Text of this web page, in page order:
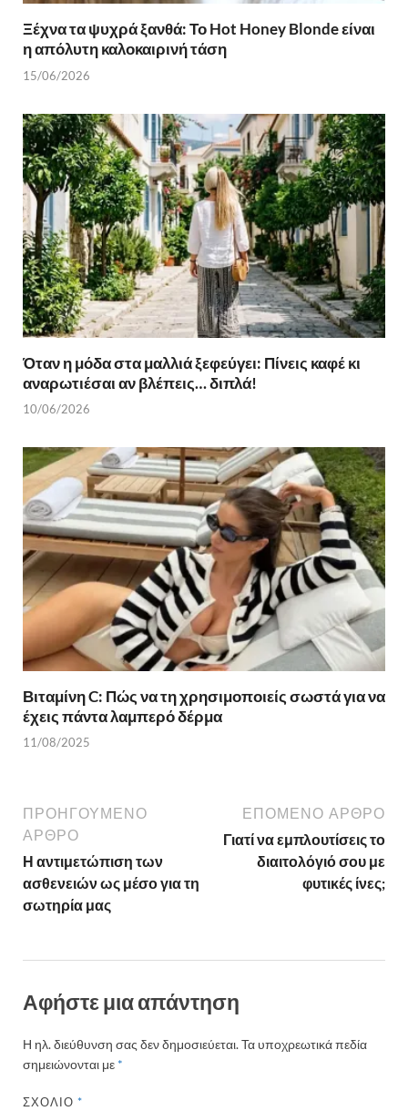
Ξέχνα τα ψυχρά ξανθά: Το Hot Honey Blonde είναι
η απόλυτη καλοκαιρινή τάση
15/06/2026
Όταν η μόδα στα μαλλιά ξεφεύγει: Πίνεις καφέ κι
αναρωτιέσαι αν βλέπεις… διπλά!
10/06/2026
Βιταμίνη C: Πώς να τη χρησιμοποιείς σωστά για να
έχεις πάντα λαμπερό δέρμα
11/08/2025
ΠΡΟΗΓΟΎΜΕΝΟ
ΆΡΘΡΟ
Η αντιμετώπιση των
ασθενειών ως μέσο για τη
σωτηρία μας
ΕΠΌΜΕΝΟ ΆΡΘΡΟ
Γιατί να εμπλουτίσεις το
διαιτολόγιό σου με
φυτικές ίνες;
Αφήστε μια απάντηση
Η ηλ. διεύθυνση σας δεν δημοσιεύεται.Τα υποχρεωτικά πεδία
σημειώνονται με *
ΣΧΌΛΙΟ*